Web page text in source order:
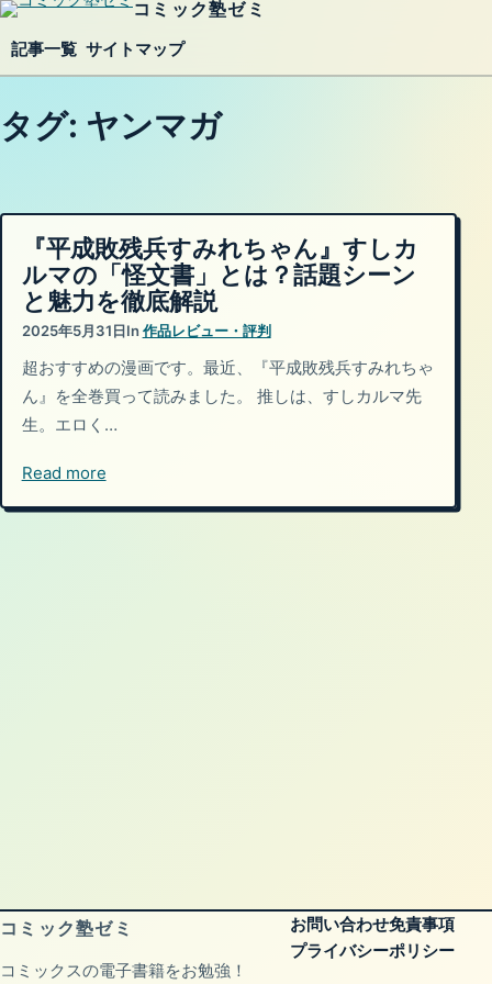
コミック塾ゼミ
記事一覧 サイトマップ
タグ: ヤンマガ
『平成敗残兵すみれちゃん』すしカ
ルマの「怪文書」とは？話題シーン
と魅力を徹底解説
2025年5月31日In 作品レビュー・評判
超おすすめの漫画です。最近、『平成敗残兵すみれちゃ
ん』を全巻買って読みました。 推しは、すしカルマ先
生。エロく…
Read more
コミック塾ゼミ
コミックスの電子書籍をお勉強！
お問い合わせ免責事項
プライバシーポリシー